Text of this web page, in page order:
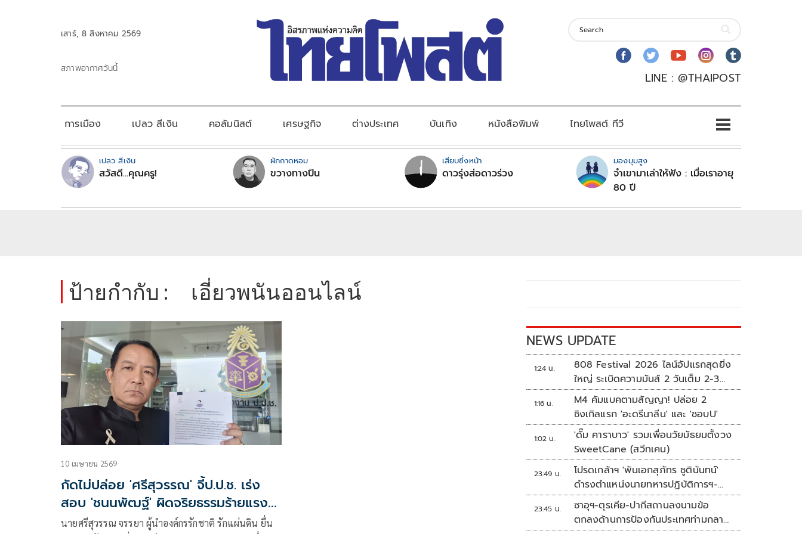
เสาร์, 8 สิงหาคม 2569
สภาพอากาศวันนี้
LINE : @THAIPOST
การเมือง เปลว สีเงิน คอลัมนิสต์ เศรษฐกิจ ต่างประเทศ บันเทิง หนังสือพิมพ์ ไทยโพสต์ ทีวี
เปลว สีเงิน
สวัสดี...คุณครู!
ผักกาดหอม
ขวางทางปืน
เสียบซึ่งหน้า
ดาวรุ่งส่อดาวร่วง
มองมุมสูง
จำเขามาเล่าให้ฟัง : เมื่อเราอายุ
80 ปี
ป้ายกำกับ : เอี่ยวพนันออนไลน์
10 เมษายน 2569
กัดไม่ปล่อย 'ศรีสุวรรณ' จี้ป.ป.ช. เร่ง
สอบ 'ชนนพัฒฐ์' ผิดจริยธรรมร้ายแรง
เอี่ยวพนันออนไลน์
นายศรีสุวรรณ จรรยา ผู้นำองค์กรรักชาติ รักแผ่นดิน ยื่น
NEWS UPDATE
1:24 น.
808 Festival 2026 ไลน์อัปแรกสุดยิ่ง
ใหญ่ ระเบิดความมันส์ 2 วันเต็ม 2-3
ต.ค.นี้
1:16 น.
M4 คัมแบคตามสัญญา! ปล่อย 2
ซิงเกิลแรก 'อะดรีนาลีน' และ 'ชอบU'
1:02 น.
'ดั๊ม คาราบาว' รวมเพื่อนวัยมัธยมตั้งวง
SweetCane (สวีทเคน)
23:49 น.
โปรดเกล้าฯ 'พันเอกสุภัทร ชูตินันทน์'
ดำรงตำแหน่งนายทหารปฏิบัติการฯ-
พระราชทานยศ 'พลตรี'
23:45 น.
ซาอุฯ-ตุรเคีย-ปากีสถานลงนามข้อ
ตกลงด้านการป้องกันประเทศท่ามกลาง